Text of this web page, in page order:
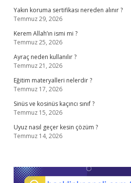
Yakın koruma sertifikası nereden alınır ?
Temmuz 29, 2026
Kerem Allah’ın ismi mi ?
Temmuz 25, 2026
Ayraç neden kullanılır ?
Temmuz 21, 2026
Eğitim materyalleri nelerdir ?
Temmuz 17, 2026
Sinüs ve kosinüs kaçıncı sınıf ?
Temmuz 15, 2026
Uyuz nasıl geçer kesin çözüm ?
Temmuz 14, 2026